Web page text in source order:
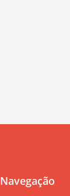
Navegação